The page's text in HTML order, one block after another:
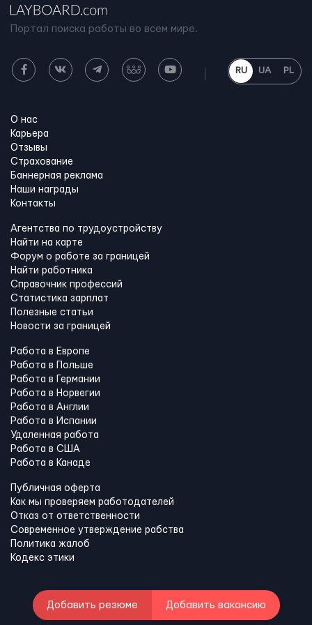
Портал поиска работы во всем мире.
RU UA PL
О нас
Карьера
Отзывы
Страхование
Баннерная реклама
Наши награды
Контакты
Агентства по трудоустройству
Найти на карте
Форум о работе за границей
Найти работника
Справочник профессий
Статистика зарплат
Полезные статьи
Новости за границей
Работа в Европе
Работа в Польше
Работа в Германии
Работа в Норвегии
Работа в Англии
Работа в Испании
Удаленная работа
Работа в США
Работа в Канадe
Публичная оферта
Как мы проверяем работодателей
Отказ от ответственности
Современное утверждение рабства
Политика жалоб
Кодекс этики
Добавить резюме Добавить вакансию